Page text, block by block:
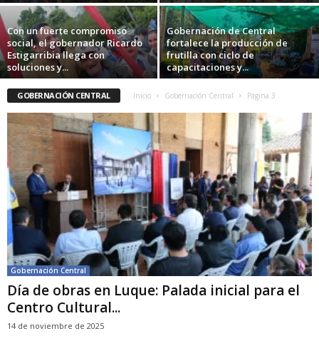
Con un fuerte compromiso
social, el gobernador Ricardo
Estigarribia llega con
soluciones y...
Gobernación de Central
fortalece la producción de
frutilla con ciclo de
capacitaciones y...
GOBERNACIÓN CENTRAL Inicio Gobernación Central Página 3
Gobernación Central
Día de obras en Luque: Palada inicial para el
Centro Cultural...
14 de noviembre de 2025